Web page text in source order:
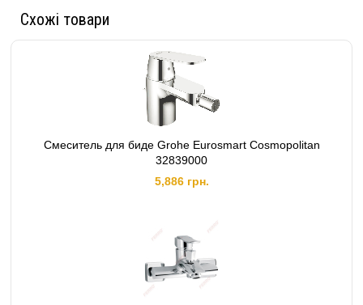
Схожі товари
Смеситель для биде Grohe Eurosmart Cosmopolitan
32839000
5,886 грн.